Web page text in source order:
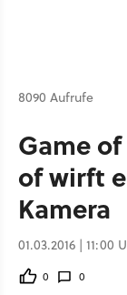
8090 Aufrufe
Game
of wirft
Kamera
01.03.2016 | 11:00
0 0